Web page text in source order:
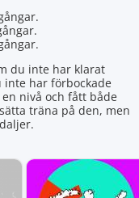
du inte har klarat
inte har förbockade
nivå och fått både
träna på den, men